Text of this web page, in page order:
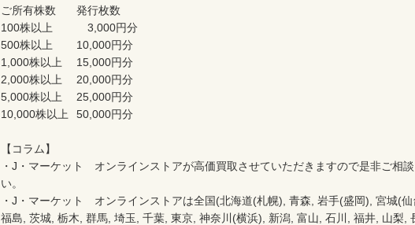
ご所有株数	発行枚数
100株以上　　	　3,000円分
500株以上　	10,000円分
1,000株以上	15,000円分
2,000株以上	20,000円分
5,000株以上	25,000円分
10,000株以上	50,000円分
【コラム】
・J・マーケット　オンラインストアが高価買取させていただきますので是非ご相談
い。
・J・マーケット　オンラインストアは全国(北海道(札幌), 青森, 岩手(盛岡), 宮城(仙
福島, 茨城, 栃木, 群馬, 埼玉, 千葉, 東京, 神奈川(横浜), 新潟, 富山, 石川, 福井, 山梨,